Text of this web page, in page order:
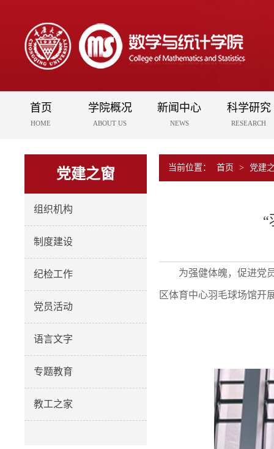
首页
HOME
学院概况
ABOUT US
新闻中心
NEWS
科学研究
RESEARCH
党建之窗
组织机构
制度建设
纪检工作
党员活动
语言文字
专题教育
教工之家
当前位置： 首页 > 党建
“
为强健体魄，促进党
区体育中心羽毛球场馆开